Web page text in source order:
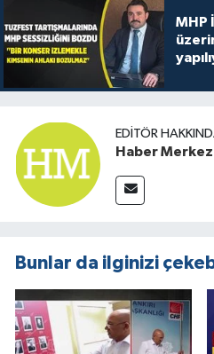
MHP
EDITÖR
Haber
Bunlar da ilginizi